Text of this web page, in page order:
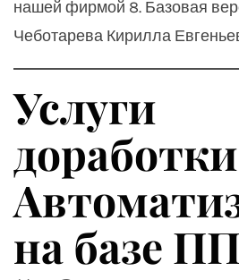
нашей фирмой 8. Базовая
Чеботарева Кирилла
Услуги
на базе ПП